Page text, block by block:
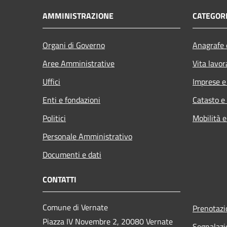
AMMINISTRAZIONE
Organi di Governo
Aree Amministrative
Uffici
Enti e fondazioni
Politici
Personale Amministrativo
Documenti e dati
Vita
Imprese
Catasto
Mobilità
CONTATTI
Comune di Vernate
Piazza IV Novembre 2, 20080 Vernate